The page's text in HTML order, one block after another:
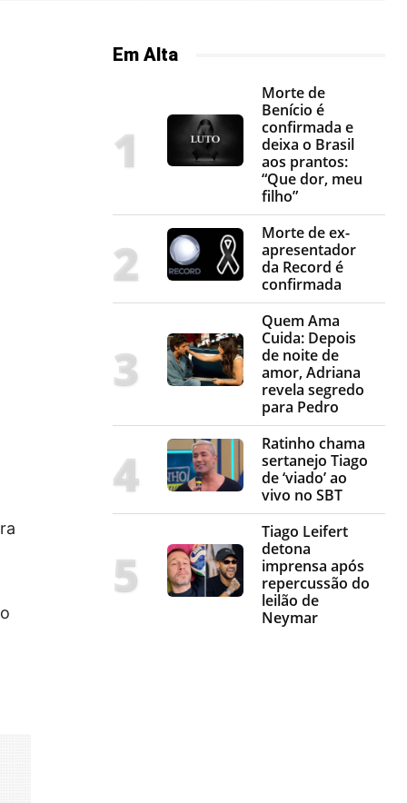
Em Alta
Morte de
Benício é
confirmada e
deixa o Brasil
aos prantos:
“Que dor, meu
filho”
Morte de ex-
apresentador
da Record é
confirmada
Quem Ama
Cuida: Depois
de noite de
amor, Adriana
revela segredo
para Pedro
Ratinho chama
sertanejo Tiago
de ‘viado’ ao
vivo no SBT
Tiago Leifert
detona
imprensa após
repercussão do
leilão de
Neymar